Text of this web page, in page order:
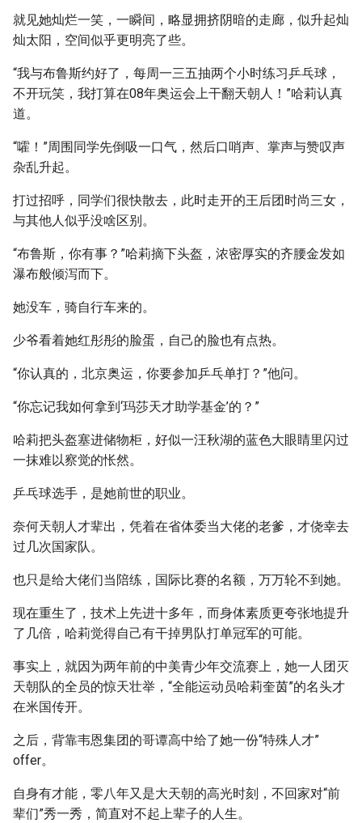
就见她灿烂一笑，一瞬间，略显拥挤阴暗的走廊，似升起灿
灿太阳，空间似乎更明亮了些。
“我与布鲁斯约好了，每周一三五抽两个小时练习乒乓球，
不开玩笑，我打算在08年奥运会上干翻天朝人！”哈莉认真
道。
“嚯！”周围同学先倒吸一口气，然后口哨声、掌声与赞叹声
杂乱升起。
打过招呼，同学们很快散去，此时走开的王后团时尚三女，
与其他人似乎没啥区别。
“布鲁斯，你有事？”哈莉摘下头盔，浓密厚实的齐腰金发如
瀑布般倾泻而下。
她没车，骑自行车来的。
少爷看着她红彤彤的脸蛋，自己的脸也有点热。
“你认真的，北京奥运，你要参加乒乓单打？”他问。
“你忘记我如何拿到‘玛莎天才助学基金’的？”
哈莉把头盔塞进储物柜，好似一汪秋湖的蓝色大眼睛里闪过
一抹难以察觉的怅然。
乒乓球选手，是她前世的职业。
奈何天朝人才辈出，凭着在省体委当大佬的老爹，才侥幸去
过几次国家队。
也只是给大佬们当陪练，国际比赛的名额，万万轮不到她。
现在重生了，技术上先进十多年，而身体素质更夸张地提升
了几倍，哈莉觉得自己有干掉男队打单冠军的可能。
事实上，就因为两年前的中美青少年交流赛上，她一人团灭
天朝队的全员的惊天壮举，“全能运动员哈莉奎茵”的名头才
在米国传开。
之后，背靠韦恩集团的哥谭高中给了她一份“特殊人才”
offer。
自身有才能，零八年又是大天朝的高光时刻，不回家对“前
辈们”秀一秀，简直对不起上辈子的人生。